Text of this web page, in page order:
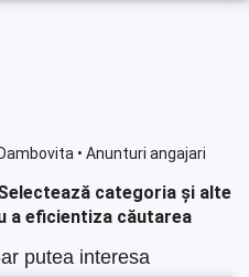
• Anunturi angajari
categoria și alte
a eficientiza căutarea
putea interesa